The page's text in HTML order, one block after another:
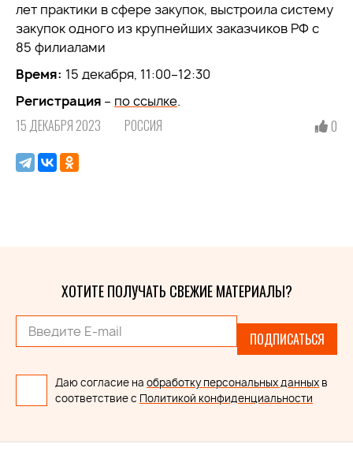
лет практики в сфере закупок, выстроила систему
закупок одного из крупнейших заказчиков РФ с
85 филиалами
Время: 15 декабря, 11:00–12:30
Регистрация – по ссылке.
15 ДЕКАБРЯ 2023 РОССИЯ 0
ХОТИТЕ ПОЛУЧАТЬ СВЕЖИЕ МАТЕРИАЛЫ?
ПОДПИСАТЬСЯ
Даю согласие на обработку персональных данных в
соответствие с Политикой конфиденциальности